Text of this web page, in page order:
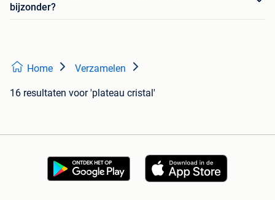
bijzonder?
Home Verzamelen
16 resultaten voor 'plateau cristal'